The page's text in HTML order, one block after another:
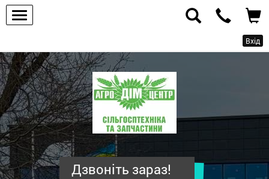
Вхід
ПП
"Агродім-
центр"
-
продаж
сільськогосподарської
техніки
та
Дзвоніть зараз!